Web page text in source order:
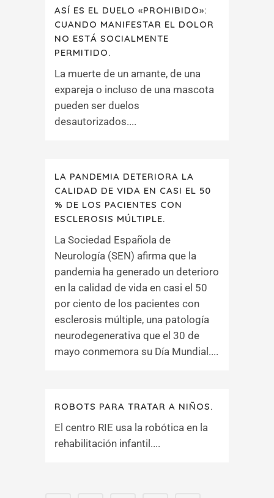
ASÍ ES EL DUELO «PROHIBIDO»:
CUANDO MANIFESTAR EL DOLOR
NO ESTÁ SOCIALMENTE
PERMITIDO.
La muerte de un amante, de una
expareja o incluso de una mascota
pueden ser duelos
desautorizados....
LA PANDEMIA DETERIORA LA
CALIDAD DE VIDA EN CASI EL 50
% DE LOS PACIENTES CON
ESCLEROSIS MÚLTIPLE.
La Sociedad Española de
Neurología (SEN) afirma que la
pandemia ha generado un deterioro
en la calidad de vida en casi el 50
por ciento de los pacientes con
esclerosis múltiple, una patología
neurodegenerativa que el 30 de
mayo conmemora su Día Mundial....
ROBOTS PARA TRATAR A NIÑOS.
El centro RIE usa la robótica en la
rehabilitación infantil....